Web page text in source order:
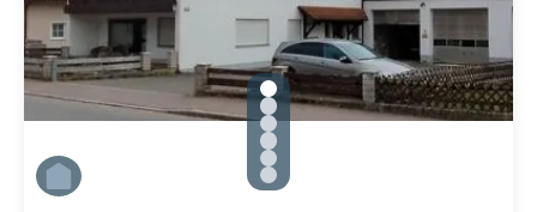
gallery.slide_selector
Zu Slide 1 wechseln
Zu Slide 2 wechseln
Zu Slide 3 wechseln
Zu Slide 4 wechseln
Zu Slide 5 wechseln
Zu Slide 6 wechseln